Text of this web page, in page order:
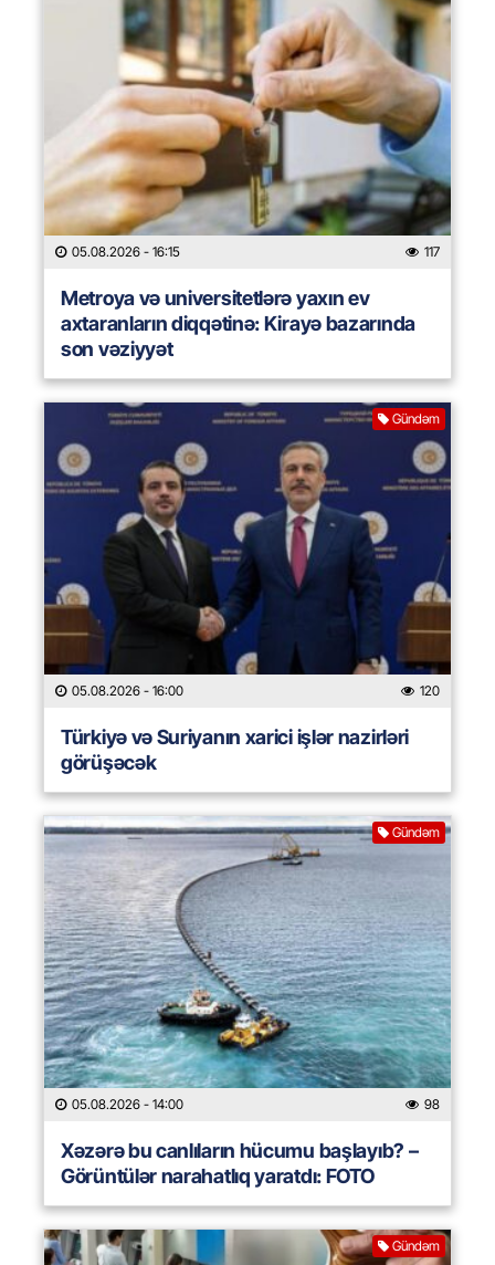
05.08.2026 - 16:15 117
Metroya və universitetlərə yaxın ev
axtaranların diqqətinə: Kirayə bazarında
son vəziyyət
Gündəm
05.08.2026 - 16:00 120
Türkiyə və Suriyanın xarici işlər nazirləri
görüşəcək
Gündəm
05.08.2026 - 14:00 98
Xəzərə bu canlıların hücumu başlayıb? –
Görüntülər narahatlıq yaratdı: FOTO
Gündəm